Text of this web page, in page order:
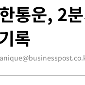
통운, 2
록